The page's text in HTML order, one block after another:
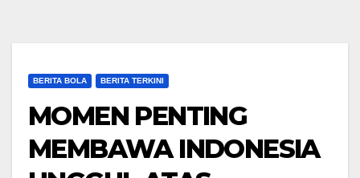
BERITA BOLA BERITA TERKINI
MOMEN PENTING
MEMBAWA INDONESIA